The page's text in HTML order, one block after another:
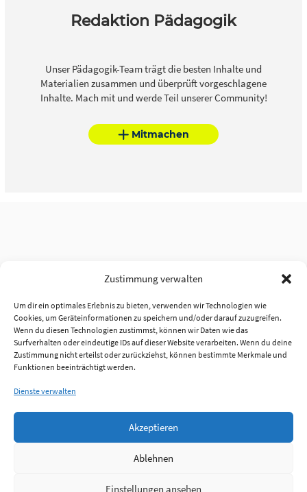
Zustimmung verwalten
Um dir ein optimales Erlebnis zu bieten, verwenden wir Technologien wie
Cookies, um Geräteinformationen zu speichern und/oder darauf zuzugreifen.
Wenn du diesen Technologien zustimmst, können wir Daten wie das
Surfverhalten oder eindeutige IDs auf dieser Website verarbeiten. Wenn du deine
Zustimmung nicht erteilst oder zurückziehst, können bestimmte Merkmale und
Funktionen beeinträchtigt werden.
Dienste verwalten
Akzeptieren
Ablehnen
Einstellungen ansehen
Redaktion Pädagogik
Unser Pädagogik-Team trägt die besten Inhalte und
Materialien zusammen und überprüft vorgeschlagene
Inhalte. Mach mit und werde Teil unserer Community!
Mitmachen
Anmelden